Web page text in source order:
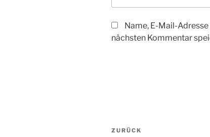
Name, E-Mail-
nächsten Kommentar
Vorheriger
ZURÜCK